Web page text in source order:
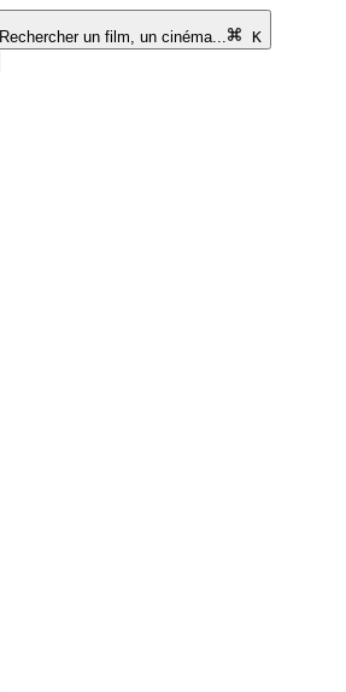
Rechercher un film, un cinéma...
K